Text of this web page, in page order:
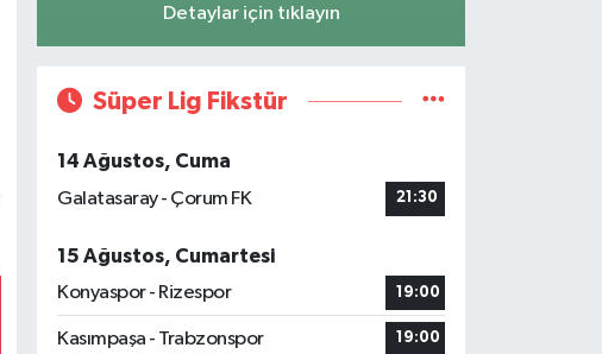
Detaylar için tıklayın
Süper Lig Fikstür
14 Ağustos, Cuma
Galatasaray - Çorum FK
21:30
15 Ağustos, Cumartesi
Konyaspor - Rizespor
19:00
Kasımpaşa - Trabzonspor 19:00